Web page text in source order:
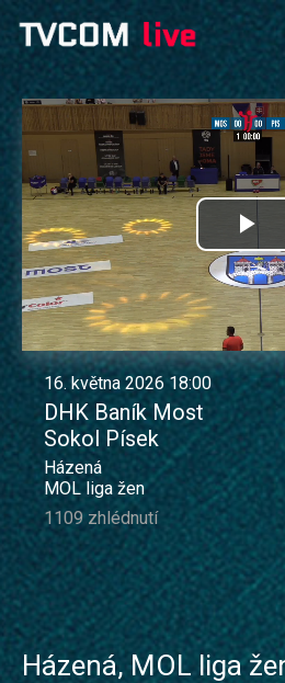
16. května 2026 18:00
DHK Baník Most
Sokol Písek
Házená
MOL liga žen
1109 zhlédnutí
Házená,MOL liga